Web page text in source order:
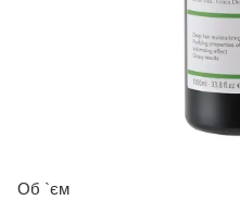
Об `єм